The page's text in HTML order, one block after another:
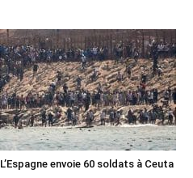
L’Espagne envoie 60 soldats à Ceuta